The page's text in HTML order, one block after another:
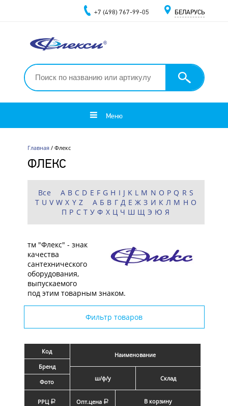
+7 (498) 767-99-05 БЕЛАРУСЬ
Меню
Главная/ Флекс
ФЛЕКС
Все A B C D E F G H I J K L M N O P Q R S
T U V W X Y Z А Б В Г Д Е Ж З И К Л М Н О
П Р С Т У Ф Х Ц Ч Ш Щ Э Ю Я
тм "Флекс" - знак
качества
сантехнического
оборудования,
выпускаемого
под этим товарным знаком.
Фильтр товаров
Код
Бренд
Фото
Наименование
ш/ф/у Склад
РРЦ a Опт.цена a В корзину